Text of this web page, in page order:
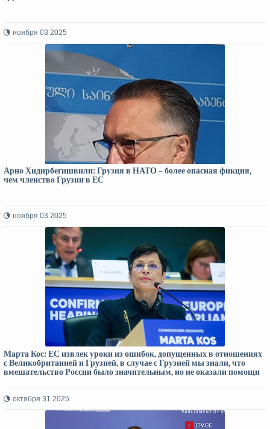
ноября 03 2025
Арно Хидирбегишвили: Грузия в НАТО – более опасная фикция,
чем членство Грузии в ЕС
ноября 03 2025
Марта Кос: ЕС извлек уроки из ошибок, допущенных в отношениях
с Великобританией и Грузией, в случае с Грузией мы знали, что
вмешательство России было значительным, но не оказали помощи
октября 31 2025